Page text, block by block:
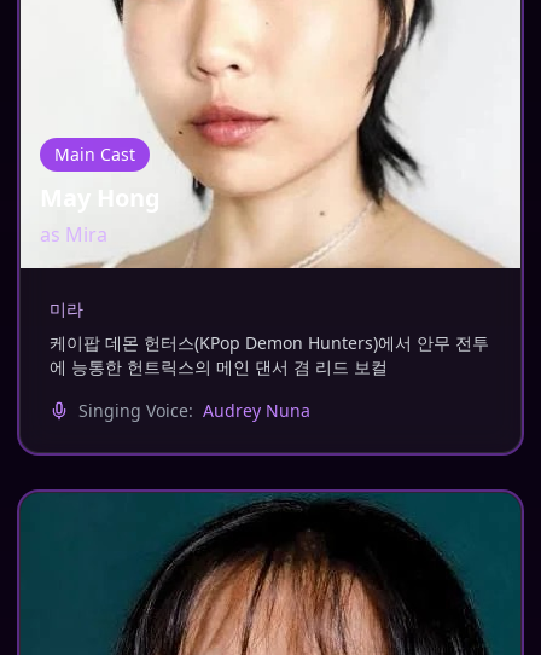
Main Cast
as Mira
미라
케이팝 데몬 헌터스(KPop Demon Hunters)에서 안무 전투
에 능통한 헌트릭스의 메인 댄서 겸 리드 보컬
Singing Voice: Audrey Nuna